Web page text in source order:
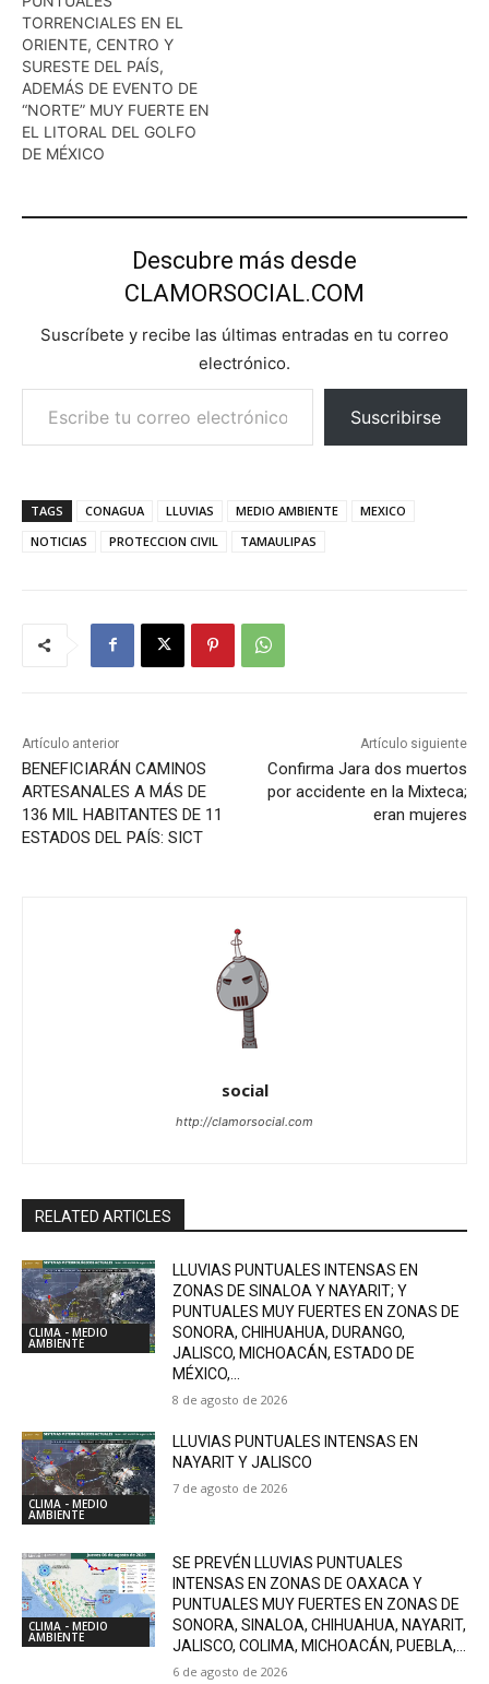
TORRENCIALES EN EL
ORIENTE, CENTRO Y
SURESTE DEL PAÍS,
ADEMÁS DE EVENTO DE
“NORTE” MUY FUERTE EN
EL LITORAL DEL GOLFO
DE MÉXICO
Descubre más desde
CLAMORSOCIAL.COM
Suscríbete y recibe las últimas entradas en tu correo
electrónico.
Escribe tu correo electrónico…
Suscribirse
TAGS CONAGUA LLUVIAS MEDIO AMBIENTE
MEXICO
NOTICIAS
PROTECCION CIVIL TAMAULIPAS
Artículo anterior
BENEFICIARÁN CAMINOS
ARTESANALES A MÁS DE
136 MIL HABITANTES DE 11
ESTADOS DEL PAÍS: SICT
Artículo siguiente
Confirma Jara dos muertos
por accidente en la Mixteca;
eran mujeres
social
http://clamorsocial.com
RELATED ARTICLES
CLIMA - MEDIO
AMBIENTE
LLUVIAS PUNTUALES INTENSAS EN
ZONAS DE SINALOA Y NAYARIT; Y
PUNTUALES MUY FUERTES EN ZONAS DE
SONORA, CHIHUAHUA, DURANGO,
JALISCO, MICHOACÁN, ESTADO DE
MÉXICO,...
8 de agosto de 2026
CLIMA - MEDIO
AMBIENTE
LLUVIAS PUNTUALES INTENSAS EN
NAYARIT Y JALISCO
7 de agosto de 2026
CLIMA - MEDIO
AMBIENTE
SE PREVÉN LLUVIAS PUNTUALES
INTENSAS EN ZONAS DE OAXACA Y
PUNTUALES MUY FUERTES EN ZONAS DE
SONORA, SINALOA, CHIHUAHUA, NAYARIT,
JALISCO, COLIMA, MICHOACÁN, PUEBLA,...
6 de agosto de 2026